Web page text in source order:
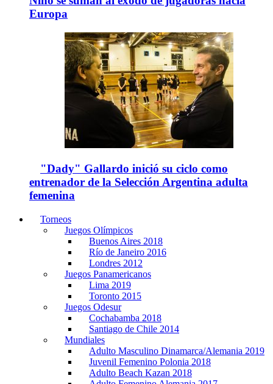
Europa
"Dady" Gallardo inició su ciclo como
entrenador de la Selección Argentina adulta
femenina
Torneos
Juegos Olímpicos
Buenos Aires 2018
Río de Janeiro 2016
Londres 2012
Juegos Panamericanos
Lima 2019
Toronto 2015
Juegos Odesur
Cochabamba 2018
Santiago de Chile 2014
Mundiales
Adulto Masculino Dinamarca/Alemania 2019
Juvenil Femenino Polonia 2018
Adulto Beach Kazan 2018